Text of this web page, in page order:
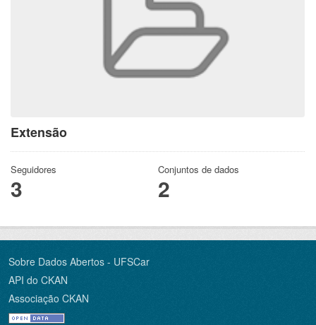
Extensão
Seguidores
3
Conjuntos de dados
2
Sobre Dados Abertos - UFSCar
API do CKAN
Associação CKAN